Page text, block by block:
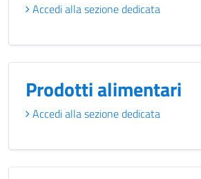
Accedi alla sezione dedicata
Prodotti alimentari
Accedi alla sezione dedicata